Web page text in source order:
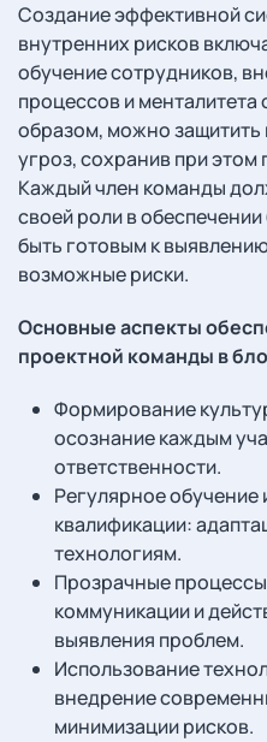
Создание эффективной
внутренних рисков
обучение сотрудников,
процессов и менталитета
образом, можно защитить
угроз, сохранив при
Каждый член команды
своей роли в
быть готовым к
возможные риски.
Основные аспекты
проектной команды в
Формирование
осознание каждым
ответственности.
Регулярное
квалификации:
технологиям.
Прозрачные
коммуникации и
выявления проблем.
Использование
внедрение
минимизации рисков.